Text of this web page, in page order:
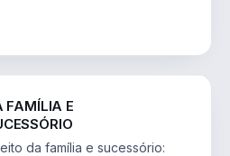
FAMÍLIA E
da família e sucessório: